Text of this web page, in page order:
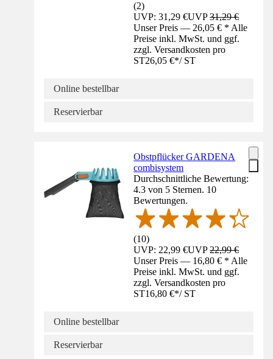
(2)
UVP: 31,29 €UVP31,29 €
Unser Preis — 26,05 € * Alle
Preise inkl. MwSt. und ggf.
zzgl. Versandkosten pro
ST26,05 €*/ ST
Online bestellbar
Reservierbar
Obstpflücker GARDENA
combisystem
Durchschnittliche Bewertung:
4.3 von 5 Sternen. 10
Bewertungen.
(10)
UVP: 22,99 €UVP22,99 €
Unser Preis — 16,80 € * Alle
Preise inkl. MwSt. und ggf.
zzgl. Versandkosten pro
ST16,80 €*/ ST
Online bestellbar
Reservierbar